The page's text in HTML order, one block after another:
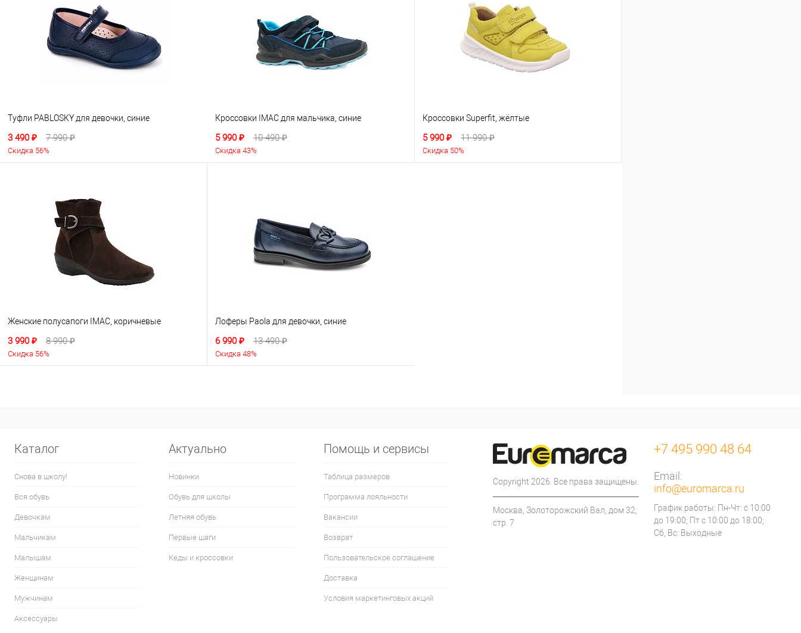
Туфли PABLOSKY для девочки, синие
3 490 ₽ 7 990 ₽
Скидка 56%
Кроссовки IMAC для мальчика, синие
5 990 ₽ 10 490 ₽
Скидка 43%
Кроссовки Superfit, жёлтые
5 990 ₽ 11 990 ₽
Скидка 50%
Женские полусапоги IMAC, коричневые
3 990 ₽ 8 990 ₽
Скидка 56%
Лоферы Paola для девочки, синие
6 990 ₽ 13 490 ₽
Скидка 48%
Каталог
Снова в школу!
Вся обувь
Девочкам
Мальчикам
Малышам
Женщинам
Мужчинам
Аксессуары
Актуально
Новинки
Обувь для школы
Летняя обувь
Первые шаги
Кеды и кроссовки
Помощь и сервисы
Таблица размеров
Программа лояльности
Вакансии
Возврат
Пользовательское соглашение
Доставка
Условия маркетинговых акций
Copyright 2026. Все права защищены.
Москва, Золоторожский Вал, дом 32,
стр. 7
+7 495 990 48 64
Email:
info@euromarca.ru
График работы: Пн-Чт: с 10:00
до 19:00; Пт с 10:00 до 18:00;
Сб, Вс: Выходные